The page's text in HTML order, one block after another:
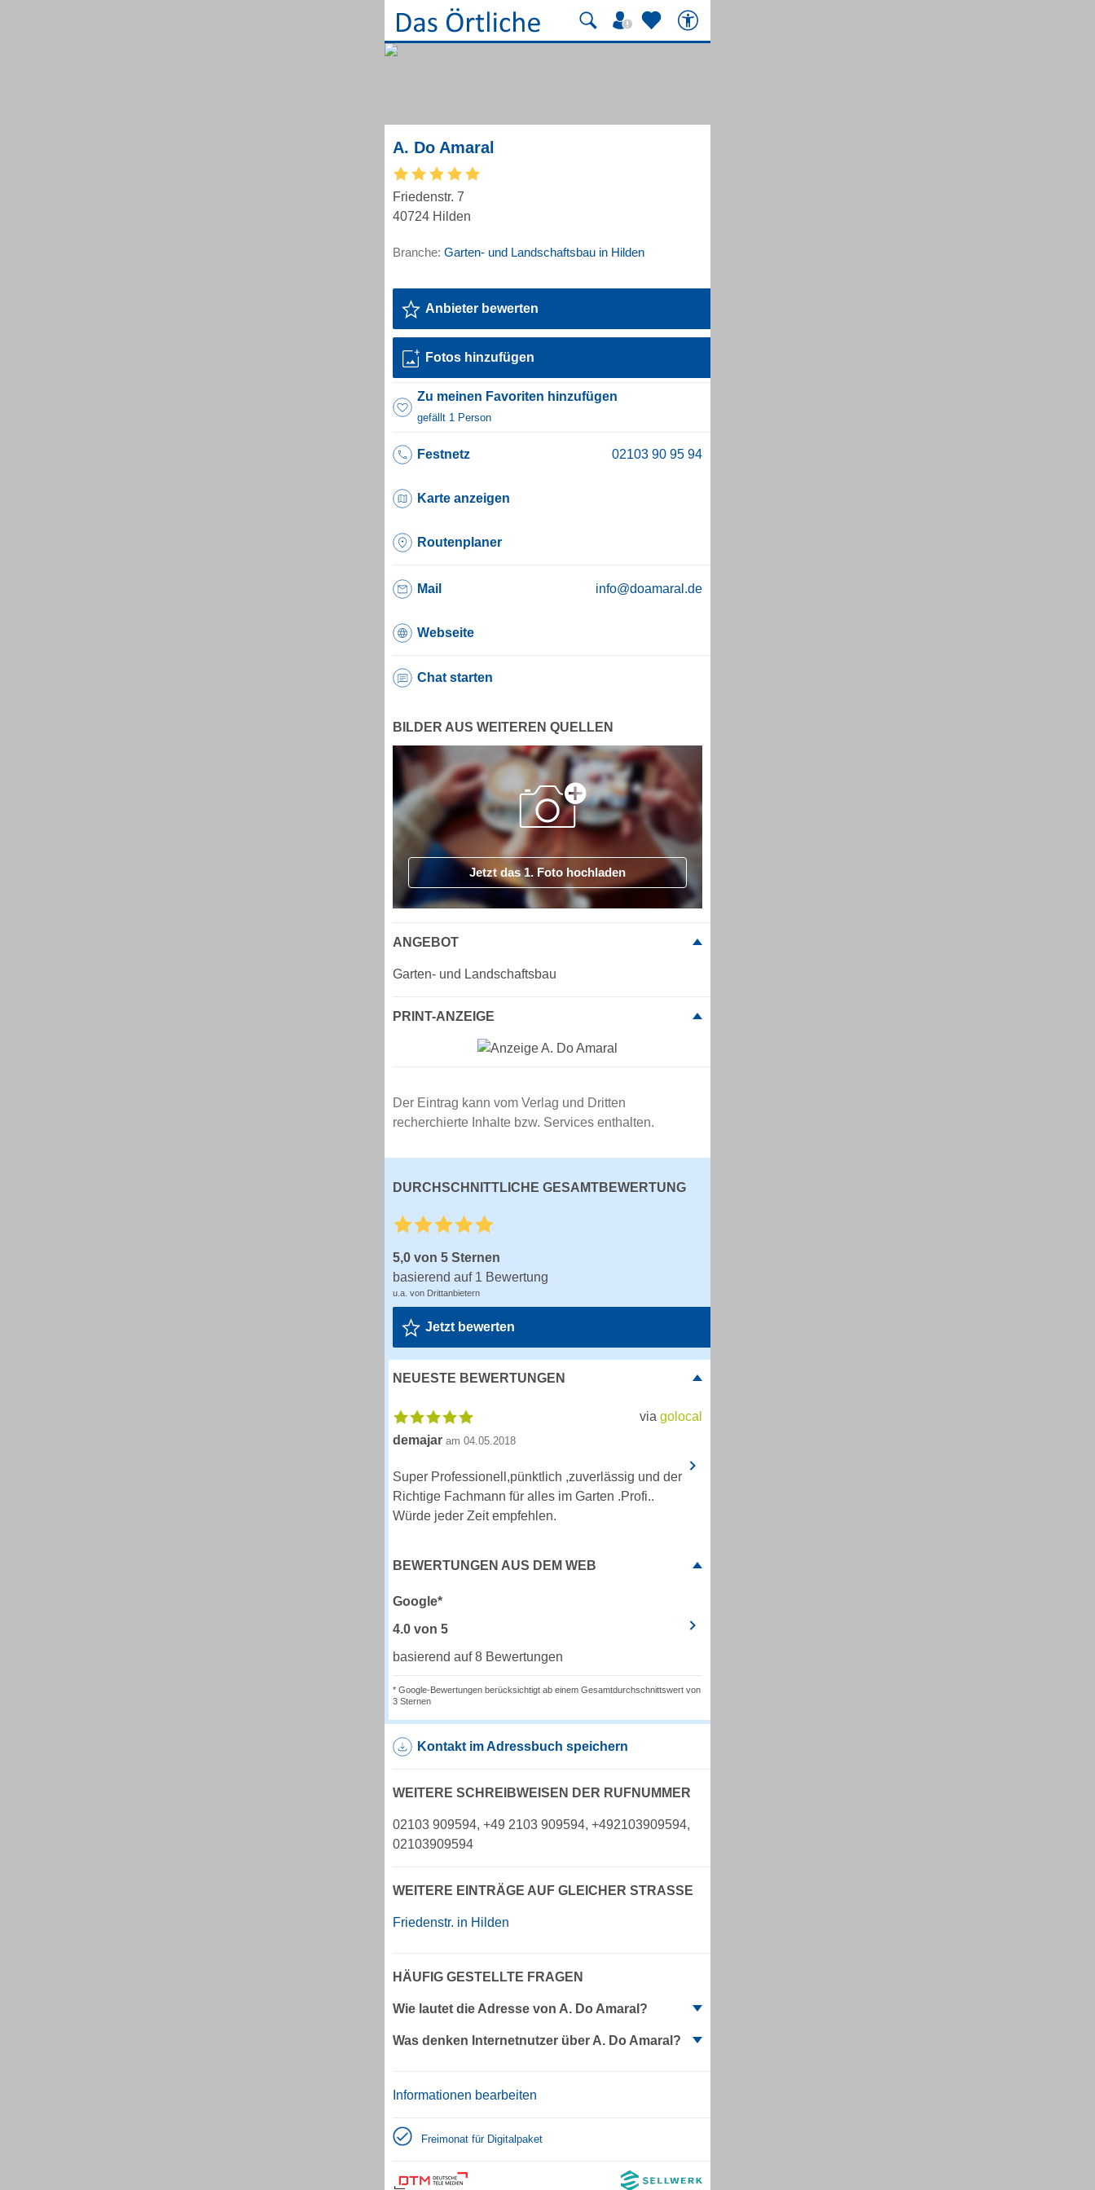
A. Do Amaral
Friedenstr. 7
40724 Hilden
Branche: Garten- und Landschaftsbau in Hilden
Anbieter bewerten
Fotos hinzufügen
Zu meinen Favoriten hinzufügen
gefällt 1 Person
Festnetz
Karte anzeigen
Routenplaner
Mail info@doamaral.de
Webseite
Chat starten
BILDER AUS WEITEREN QUELLEN
Jetzt das 1. Foto hochladen
ANGEBOT
Garten- und Landschaftsbau
PRINT-ANZEIGE
Der Eintrag kann vom Verlag und Dritten
recherchierte Inhalte bzw. Services enthalten.
DURCHSCHNITTLICHE GESAMTBEWERTUNG
5,0 von 5 Sternen
basierend auf 1 Bewertung
u.a. von Drittanbietern
Jetzt bewerten
NEUESTE BEWERTUNGEN
via golocal
demajar am 04.05.2018
Super Professionell,pünktlich ,zuverlässig und der
Richtige Fachmann für alles im Garten .Profi..
Würde jeder Zeit empfehlen.
BEWERTUNGEN AUS DEM WEB
Google*
4.0 von 5
basierend auf 8 Bewertungen
* Google-Bewertungen berücksichtigt ab einem Gesamtdurchschnittswert von
3 Sternen
Kontakt im Adressbuch speichern
WEITERE SCHREIBWEISEN DER RUFNUMMER
02103 909594, +49 2103 909594, +492103909594,
02103909594
WEITERE EINTRÄGE AUF GLEICHER STRASSE
Friedenstr. in Hilden
HÄUFIG GESTELLTE FRAGEN
Wie lautet die Adresse von A. Do Amaral?
Was denken Internetnutzer über A. Do Amaral?
Informationen bearbeiten
Freimonat für Digitalpaket